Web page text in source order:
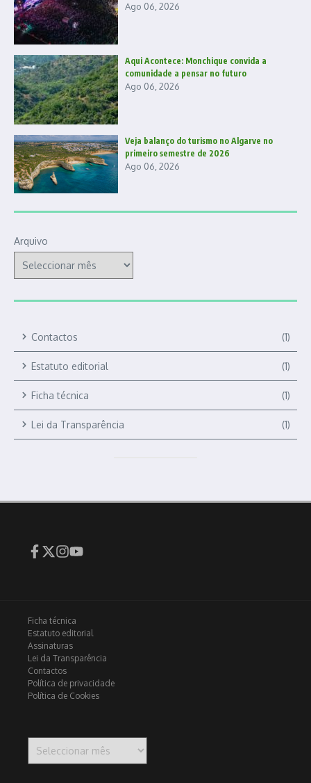
Ago 06, 2026
Aqui Acontece: Monchique convida a
comunidade a pensar no futuro
Ago 06, 2026
Veja balanço do turismo no Algarve no
primeiro semestre de 2026
Ago 06, 2026
Arquivo
Contactos (1)
Estatuto editorial (1)
Ficha técnica (1)
Lei da Transparência (1)
Ficha técnica
Estatuto editorial
Assinaturas
Lei da Transparência
Contactos
Política de privacidade
Política de Cookies